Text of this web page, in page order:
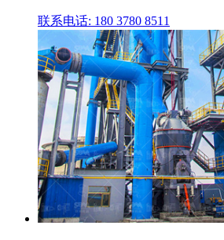
联系电话: 180 3780 8511